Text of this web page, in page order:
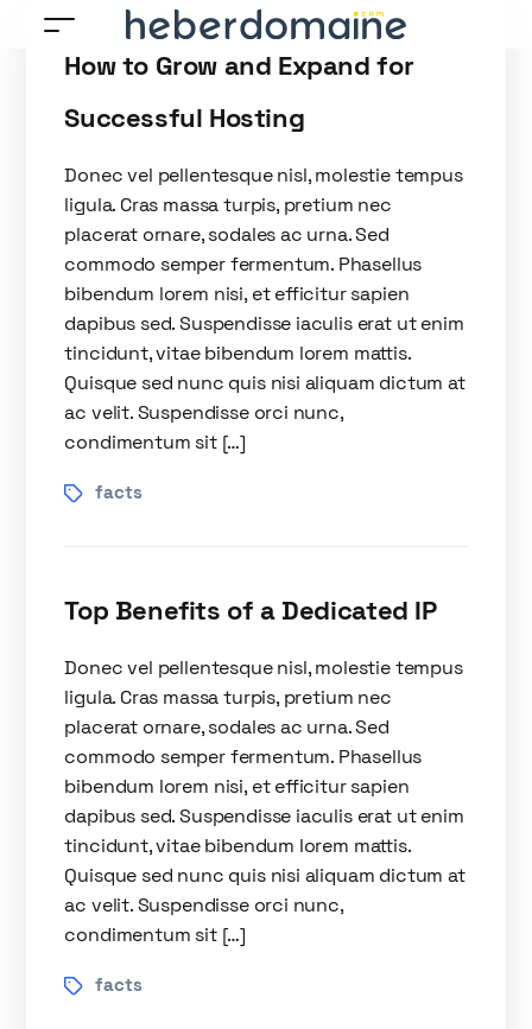
How to Grow and Expand for
Successful Hosting
Donec vel pellentesque nisl, molestie tempus
ligula. Cras massa turpis, pretium nec
placerat ornare, sodales ac urna. Sed
commodo semper fermentum. Phasellus
bibendum lorem nisi, et efficitur sapien
dapibus sed. Suspendisse iaculis erat ut enim
tincidunt, vitae bibendum lorem mattis.
Quisque sed nunc quis nisi aliquam dictum at
ac velit. Suspendisse orci nunc,
condimentum sit […]
facts
Top Benefits of a Dedicated IP
Donec vel pellentesque nisl, molestie tempus
ligula. Cras massa turpis, pretium nec
placerat ornare, sodales ac urna. Sed
commodo semper fermentum. Phasellus
bibendum lorem nisi, et efficitur sapien
dapibus sed. Suspendisse iaculis erat ut enim
tincidunt, vitae bibendum lorem mattis.
Quisque sed nunc quis nisi aliquam dictum at
ac velit. Suspendisse orci nunc,
condimentum sit […]
facts